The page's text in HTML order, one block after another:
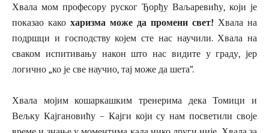
Хвала мом професору руског Ђорђу Ваљаревићу, који је
показао како харизма може да промени свет! Хвала на
подршци и господству којем сте нас научили. Хвала на
сваком испитивању након што нас видите у граду, јер
логично „ко је све научио, тај може да шета“.
Хвала мојим кошаркашким тренерима дека Томици и
Вељку Кајгановићу – Кајги који су нам посветили своје